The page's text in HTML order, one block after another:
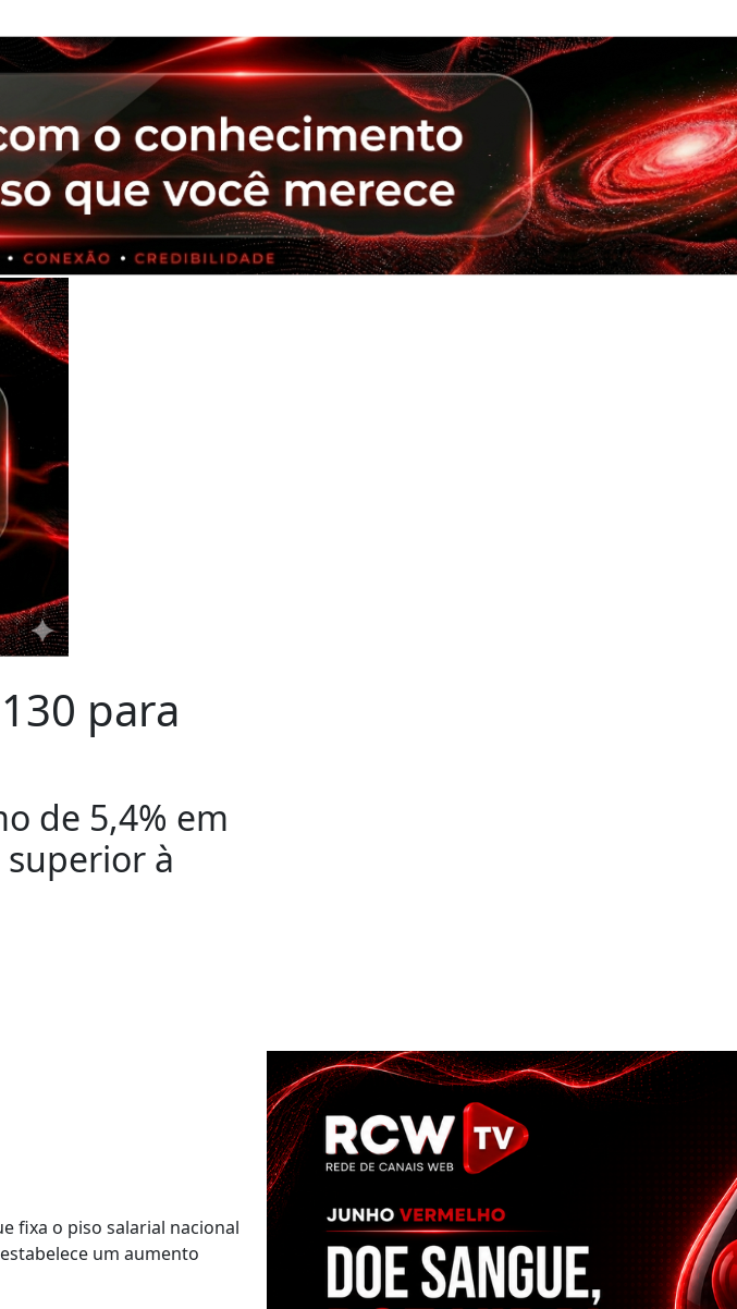
para
de 5,4% em
à
fixa o piso salarial nacional
um aumento